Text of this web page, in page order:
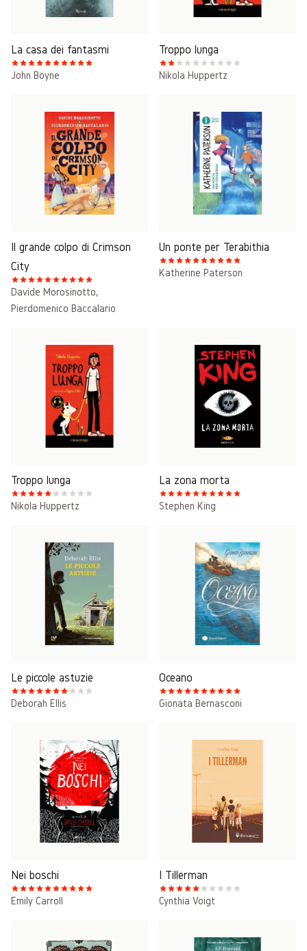
La casa dei fantasmi
John Boyne
Troppo lunga
Nikola Huppertz
Il grande colpo di Crimson
City
Davide Morosinotto,
Pierdomenico Baccalario
Un ponte per Terabithia
Katherine Paterson
Troppo lunga
Nikola Huppertz
La zona morta
Stephen King
Le piccole astuzie
Deborah Ellis
Oceano
Gionata Bernasconi
Nei boschi
Emily Carroll
I Tillerman
Cynthia Voigt